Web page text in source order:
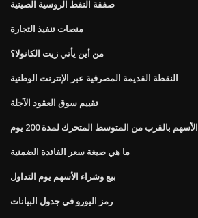
صفقة النفط الروسية الصينية
منصات تنفيذ التجارة
من أين يأتي زيت الكانولا؟
النقطة القديمة المصرفية عبر الإنترنت الوطنية
تقييم سوق العقود الآجلة
الأسهم بالقرب من المتوسط ​​المتحرك لمدة 200 يوم
ما هي صيغة سعر الفائدة الضمنية
بيع وشراء الأسهم يوم التداول
رمز اليورو في جدول البيانات